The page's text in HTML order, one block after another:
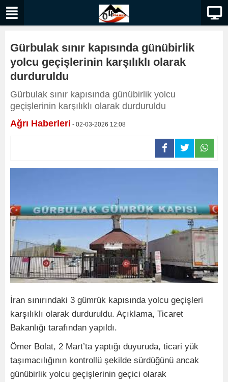
Gürbulak sınır kapısında günübirlik
yolcu geçişlerinin karşılıklı olarak
durduruldu
Gürbulak sınır kapısında günübirlik yolcu
geçişlerinin karşılıklı olarak durduruldu
Ağrı Haberleri - 02-03-2026 12:08
İran sınırındaki 3 gümrük kapısında yolcu geçişleri
karşılıklı olarak durduruldu. Açıklama, Ticaret
Bakanlığı tarafından yapıldı.
Ömer Bolat, 2 Mart’ta yaptığı duyuruda, ticari yük
taşımacılığının kontrollü şekilde sürdüğünü ancak
günübirlik yolcu geçişlerinin geçici olarak